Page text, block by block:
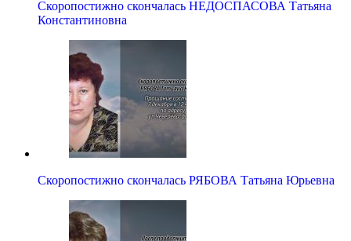
Скоропостижно скончалась НЕДОСПАСОВА Татьяна
Константиновна
Скоропостижно скончалась РЯБОВА Татьяна Юрьевна